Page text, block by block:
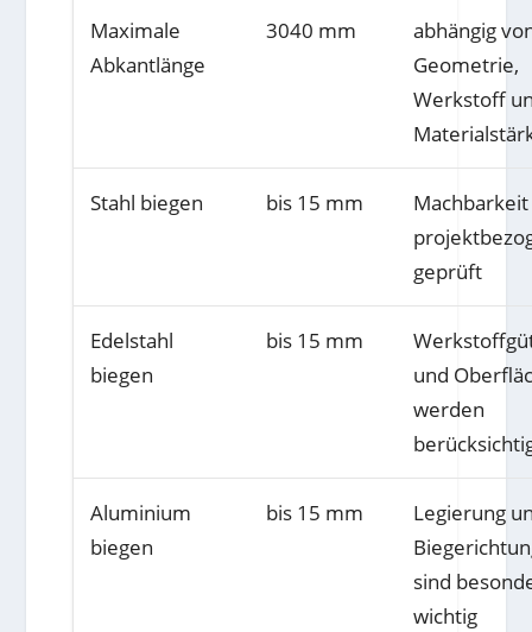
Maximale
Abkantlänge
3040 mm
abhängig
Geometrie,
Werkstoff
Stahl biegen bis 15 mm
geprüft
Edelstahl
biegen
bis 15 mm
und
werden
Aluminium
biegen
bis 15 mm
Legierung
sind
wichtig